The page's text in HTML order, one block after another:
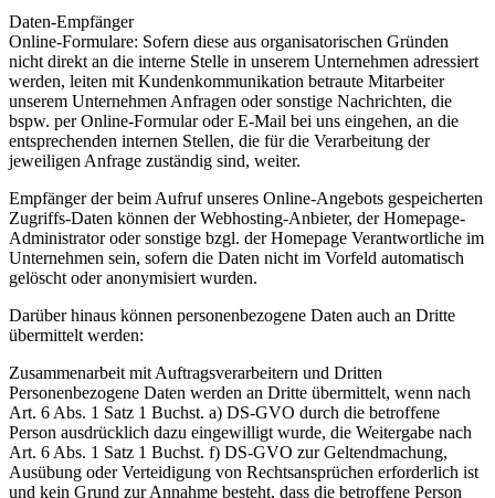
Daten-Empfänger
Online-Formulare: Sofern diese aus organisatorischen Gründen
nicht direkt an die interne Stelle in unserem Unternehmen adressiert
werden, leiten mit Kundenkommunikation betraute Mitarbeiter
unserem Unternehmen Anfragen oder sonstige Nachrichten, die
bspw. per Online-Formular oder E-Mail bei uns eingehen, an die
entsprechenden internen Stellen, die für die Verarbeitung der
jeweiligen Anfrage zuständig sind, weiter.
Empfänger der beim Aufruf unseres Online-Angebots gespeicherten
Zugriffs-Daten können der Webhosting-Anbieter, der Homepage-
Administrator oder sonstige bzgl. der Homepage Verantwortliche im
Unternehmen sein, sofern die Daten nicht im Vorfeld automatisch
gelöscht oder anonymisiert wurden.
Darüber hinaus können personenbezogene Daten auch an Dritte
übermittelt werden:
Zusammenarbeit mit Auftragsverarbeitern und Dritten
Personenbezogene Daten werden an Dritte übermittelt, wenn nach
Art. 6 Abs. 1 Satz 1 Buchst. a) DS-GVO durch die betroffene
Person ausdrücklich dazu eingewilligt wurde, die Weitergabe nach
Art. 6 Abs. 1 Satz 1 Buchst. f) DS-GVO zur Geltendmachung,
Ausübung oder Verteidigung von Rechtsansprüchen erforderlich ist
und kein Grund zur Annahme besteht, dass die betroffene Person